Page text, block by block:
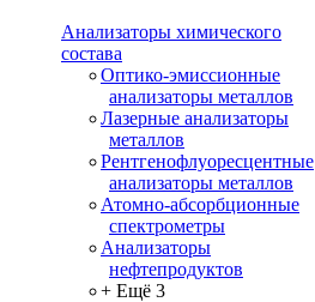
Анализаторы химического
состава
Оптико-эмиссионные
анализаторы металлов
Лазерные анализаторы
металлов
Рентгенофлуоресцентные
анализаторы металлов
Атомно-абсорбционные
спектрометры
Анализаторы
нефтепродуктов
+ Ещё 3